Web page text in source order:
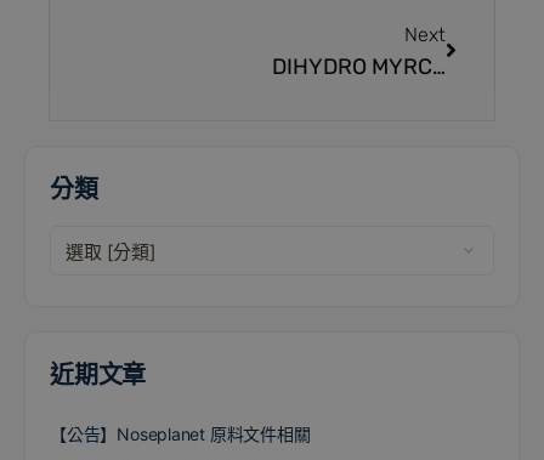
Next
DIHYDRO MYRCENOL 二氫月桂烯醇
分類
近期文章
【公告】Noseplanet 原料文件相關